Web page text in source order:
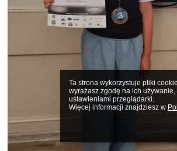
Ta strona wykorzystuje pliki
wyrażasz zgodę na ich
ustawieniami przeglądarki.
Więcej informacji znajdziesz w